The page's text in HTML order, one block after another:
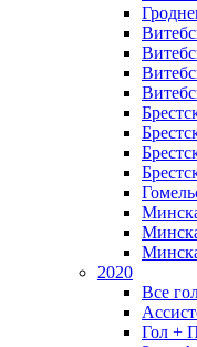
2020
Все
Гол +